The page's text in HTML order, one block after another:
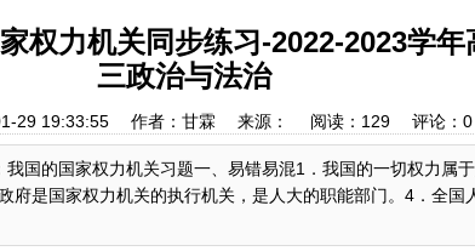
权力机关同步练习-2022-2023学
三政治与法治
29 19:33:55 作者：甘霖 来源： 阅读： 129评论： 0
国的国家权力机关习题一、易错易混1．我国的一切权力属
府是国家权力机关的执行机关，是人大的职能部门。4．全国